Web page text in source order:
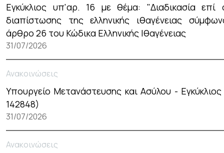
Εγκύκλιος υπ'αρ. 16 με θέμα: "Διαδικασία επί
διαπίστωσης της ελληνικής ιθαγένειας
άρθρο 26 του Κώδικα Ελληνικής Ιθαγένειας
31/07/2026
Ανακοινώσεις
Υπουργείο Μετανάστευσης και Ασύλου -
142848)
31/07/2026
Ανακοινώσεις